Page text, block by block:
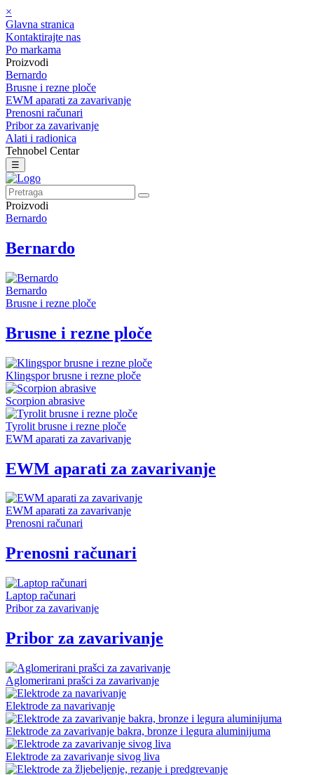
×
Glavna stranica
Kontaktirajte nas
Po markama
Proizvodi
Bernardo
Brusne i rezne ploče
EWM aparati za zavarivanje
Prenosni računari
Pribor za zavarivanje
Alati i radionica
Tehnobel Centar
☰
Proizvodi
Bernardo
Bernardo
Bernardo
Brusne i rezne ploče
Brusne i rezne ploče
Klingspor brusne i rezne ploče
Scorpion abrasive
Tyrolit brusne i rezne ploče
EWM aparati za zavarivanje
EWM aparati za zavarivanje
EWM aparati za zavarivanje
Prenosni računari
Prenosni računari
Laptop računari
Pribor za zavarivanje
Pribor za zavarivanje
Aglomerirani prašci za zavarivanje
Elektrode za navarivanje
Elektrode za zavarivanje bakra, bronze i legura aluminijuma
Elektrode za zavarivanje sivog liva